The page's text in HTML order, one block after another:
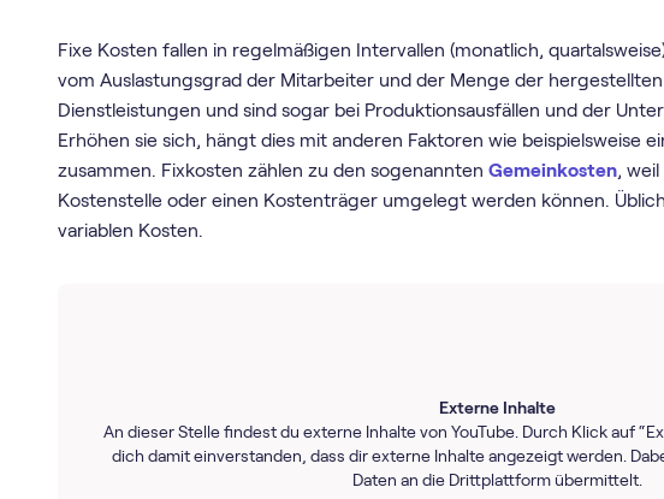
Fixe Kosten fallen in regelmäßigen Intervallen (monatlich,
vom Auslastungsgrad der Mitarbeiter und der Menge der
Dienstleistungen und sind sogar bei Produktionsausfällen und der
Erhöhen sie sich, hängt dies mit anderen Faktoren wie beispielsweise
zusammen. Fixkosten zählen zu den sogenanntenGemeinkosten,
Kostenstelle oder einen Kostenträger umgelegt werden können.
variablen Kosten.
Externe Inhalte
An dieser Stelle findest du externe Inhalte von YouTube. Durch Klick auf
dich damit einverstanden, dass dir externe Inhalte angezeigt werden.
Daten an die Drittplattform übermittelt.